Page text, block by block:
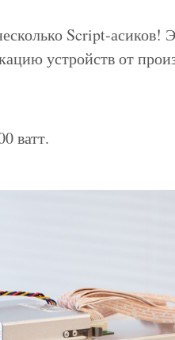
Script-асиков!
устройств от
ватт.